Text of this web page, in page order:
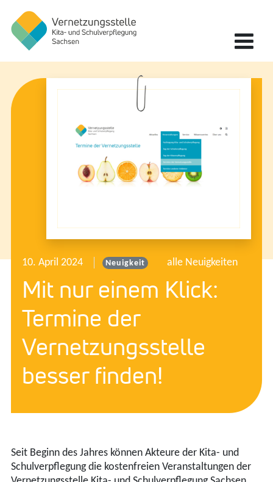
10. April 2024 Neuigkeit alle Neuigkeiten
Mit nur einem Klick:
Termine der
Vernetzungsstelle
besser finden!
Seit Beginn des Jahres können Akteure der Kita- und
Schulverpflegung die kostenfreien Veranstaltungen der